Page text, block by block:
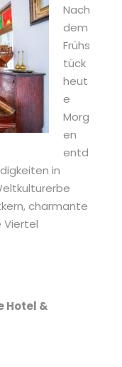
Nach
dem
Frühs
tück
heut
e
Morg
en
entd
in
charmante
Viertel
Hotel &